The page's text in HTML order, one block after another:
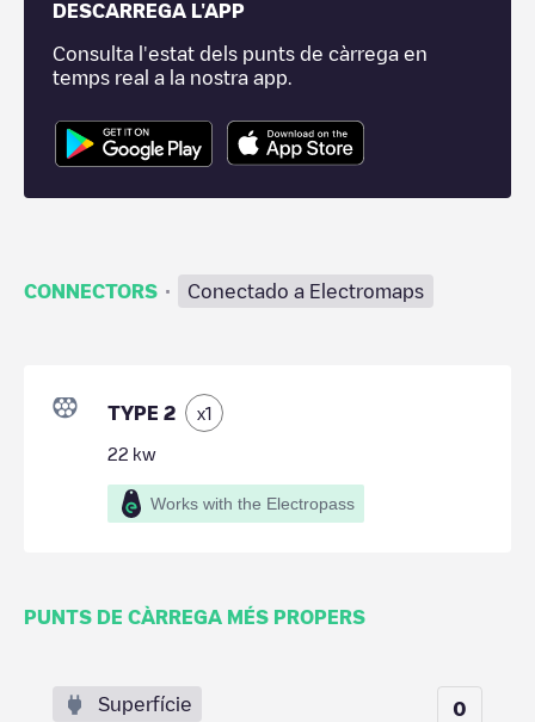
DESCARREGA L'APP
Consulta l'estat dels punts de càrrega en
temps real a la nostra app.
CONNECTORS · Conectado a Electromaps
TYPE 2 x1
22 kw
Works with the Electropass
PUNTS DE CÀRREGA MÉS PROPERS
Superfície 0